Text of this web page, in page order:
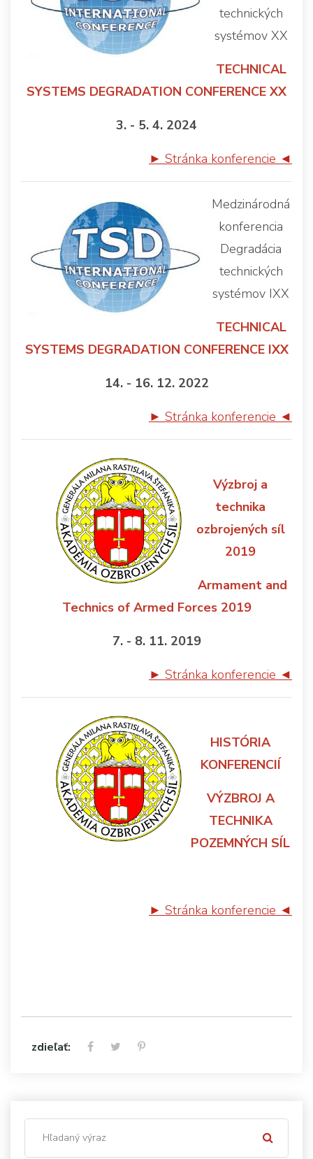
technických
systémov XX
TECHNICAL
SYSTEMS DEGRADATION CONFERENCE XX
3. - 5. 4. 2024
► Stránka konferencie ◄
Medzinárodná
konferencia
Degradácia
technických
systémov IXX
TECHNICAL
SYSTEMS DEGRADATION CONFERENCE IXX
14. - 16. 12. 2022
► Stránka konferencie ◄
Výzbroj a
technika
ozbrojených síl
2019
Armament and
Technics of Armed Forces 2019
7. - 8. 11. 2019
► Stránka konferencie ◄
HISTÓRIA
KONFERENCIÍ
VÝZBROJ A
TECHNIKA
POZEMNÝCH SÍL
► Stránka konferencie ◄
zdieľať: